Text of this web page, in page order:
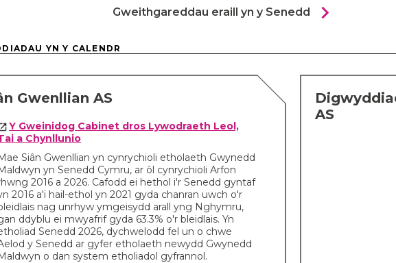
Gweithgareddau eraill yn y Senedd chevron_right
YN Y CALENDR
Gwenllian AS
Y Gweinidog Cabinet dros Lywodraeth Leol,
a Chynllunio
Siân Gwenllian yn cynrychioli etholaeth Gwynedd
yn Senedd Cymru, ar ôl cynrychioli Arfon
2016 a 2026. Cafodd ei hethol i'r Senedd gyntaf
2016 a'i hail-ethol yn 2021 gyda chanran uwch o'r
nag unrhyw ymgeisydd arall yng Nghymru,
ddyblu ei mwyafrif gyda 63.3% o'r bleidlais. Yn
Senedd 2026, dychwelodd fel un o chwe
y Senedd ar gyfer etholaeth newydd Gwynedd
o dan system etholiadol gyfrannol.
AS